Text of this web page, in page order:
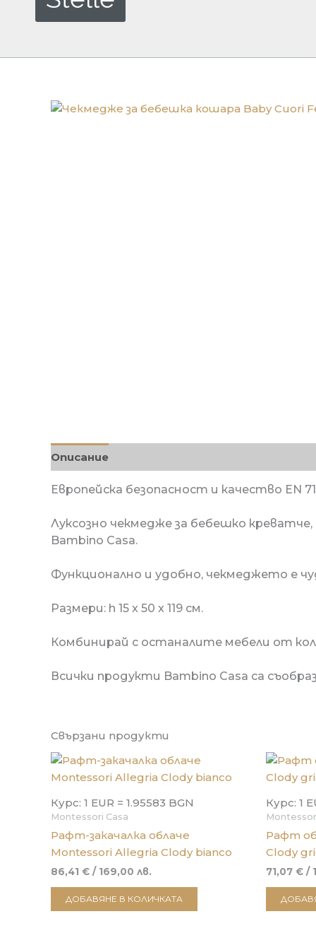
Описание
Европейска безопасност и качeство EN
Луксознo чекмедже за бебешкo
Bambino Casa.
Функционално и удобно, чекмеджето e
Размери: h 15 x 50 x 119 см.
Комбинирай с останалите мебели от
Всички продукти Bambino Casa са
Свързани продукти
Курс: 1 EUR = 1.95583 BGN
Montessori Casa
Рафт-закачалка облаче
Montessori Allegria Clody bianco
86,41 € / 169,00 лв.
ДОБАВЯНЕ В КОЛИЧКАТА
Курс: 1
Рафт
Clody
71,07 € /